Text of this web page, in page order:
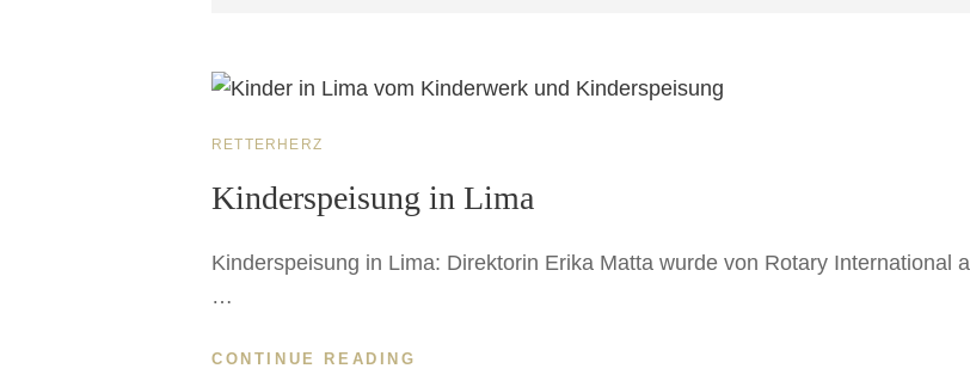
RETTERHERZ
Kinderspeisung in Lima
Kinderspeisung in Lima: Direktorin Erika Matta wurde von Rotary International
…
CONTINUE READING